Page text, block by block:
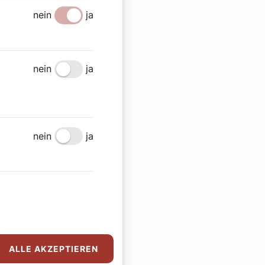
nein
ja
nein ja
nein
ja
ALLE AKZEPTIEREN